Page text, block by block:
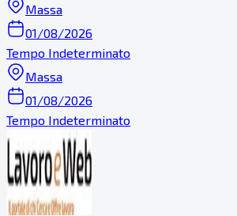
Massa
01/08/2026
Tempo Indeterminato
Massa
01/08/2026
Tempo Indeterminato